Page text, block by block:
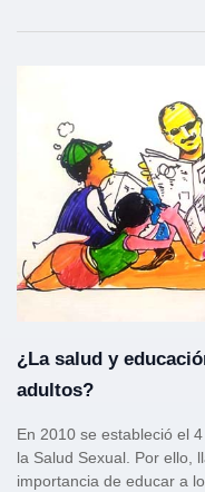
¿La salud y
adultos?
En 2010 se estableció el
la Salud Sexual. Por ello,
importancia de educar a